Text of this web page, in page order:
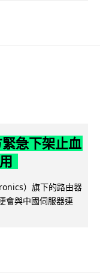
急下架止血
）旗下的路由器
會與中國伺服器連